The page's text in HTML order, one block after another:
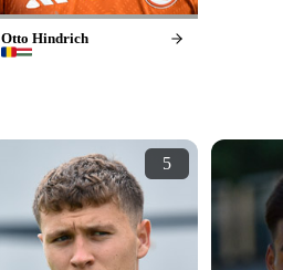
Otto Hindrich
5